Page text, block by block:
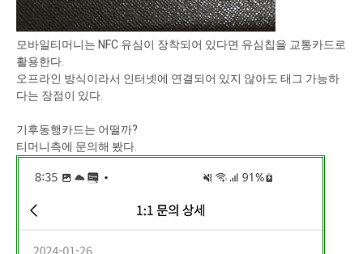
모바일티머니는 NFC 유심이 장착되어 있다면 유심칩을 교통카드로
활용한다.
오프라인 방식이라서 인터넷에 연결되어 있지 않아도 태그 가능하
다는 장점이 있다.
기후동행카드는 어떨까?
티머니측에 문의해 봤다.